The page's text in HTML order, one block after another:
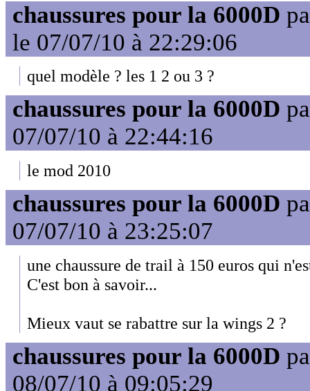
chaussures pour la 6000D
le 07/07/10 à 22:29:06
quel modèle ? les 1 2 ou 3 ?
chaussures pour la 6000D
07/07/10 à 22:44:16
le mod 2010
chaussures pour la 6000D
07/07/10 à 23:25:07
une chaussure de trail à 150 euros qui
C'est bon à savoir...
Mieux vaut se rabattre sur la wings 2 ?
chaussures pour la 6000D
08/07/10 à 09:05:29